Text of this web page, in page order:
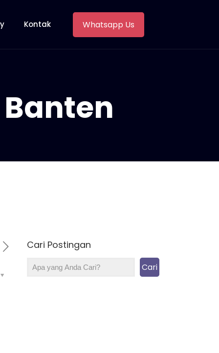
Kontak Whatsapp Us
Cari Postingan
Cari